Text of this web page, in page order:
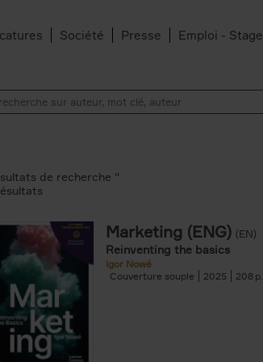
Société Presse Emploi - Stage
filter
filter
de recherche ''
Marketing (ENG) (EN)
Reinventing the basics
Igor Nowé
Couverture souple
2025 208